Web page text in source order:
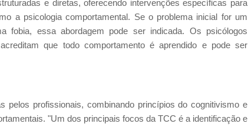
e diretas, oferecendo intervenções específicas para
a psicologia comportamental. Se o problema inicial for um
fobia, essa abordagem pode ser indicada. Os psicólogos
que todo comportamento é aprendido e pode ser
pelos profissionais, combinando princípios do cognitivismo e
"Um dos principais focos da TCC é a identificação e